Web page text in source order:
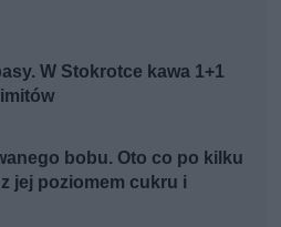
W Stokrotce kawa 1+1
bobu. Oto co po kilku
jej poziomem cukru i